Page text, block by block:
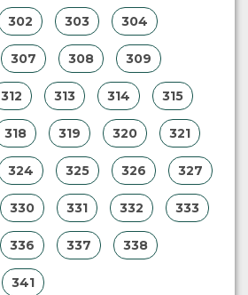
302 303 304
307 308 309
312 313 314 315
318 319 320 321
324 325 326 327
330 331 332 333
336 337 338
341